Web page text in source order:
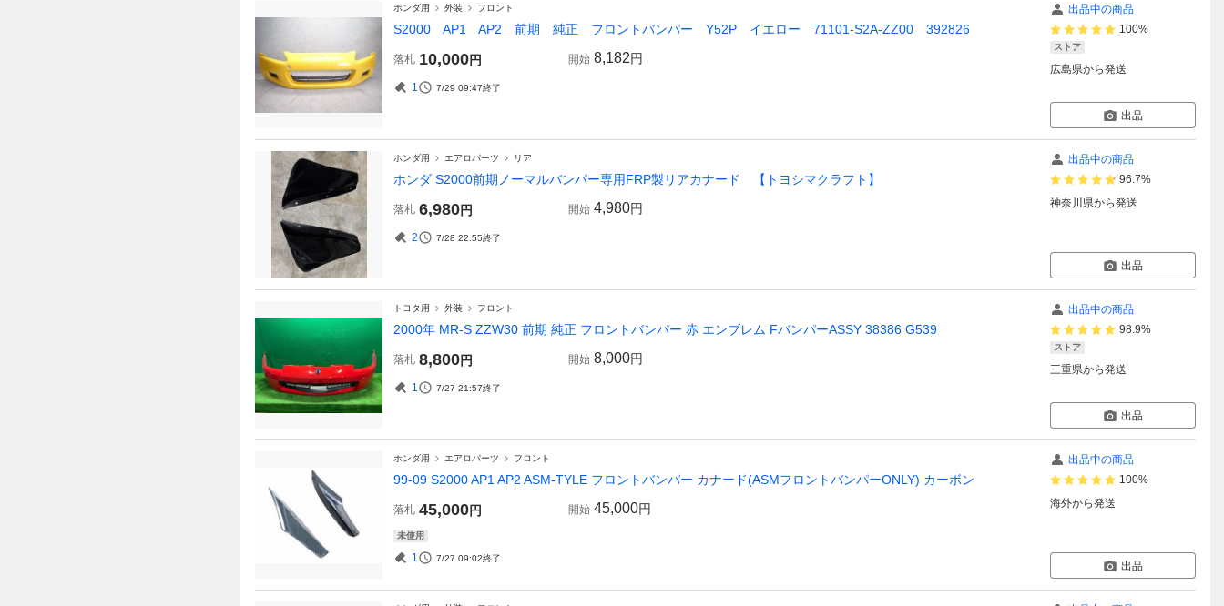
ホンダ用 外装 フロント
S2000 AP1 AP2 前期 純正 フロントバンパー Y52P イエロー 71101-S2A-ZZ00 392826
落札 10,000円 開始 8,182円
1 7/29 09:47終了
出品中の商品
100%
ストア
広島県から発送
出品
ホンダ用 エアロパーツ リア
ホンダ S2000前期ノーマルバンパー専用FRP製リアカナード 【トヨシマクラフト】
落札 6,980円 開始 4,980円
2 7/28 22:55終了
出品中の商品
96.7%
神奈川県から発送
出品
トヨタ用 外装 フロント
2000年 MR-S ZZW30 前期 純正 フロントバンパー 赤 エンブレム FバンパーASSY 38386 G539
落札 8,800円 開始 8,000円
1 7/27 21:57終了
出品中の商品
98.9%
ストア
三重県から発送
出品
ホンダ用 エアロパーツ フロント
99-09 S2000 AP1 AP2 ASM-TYLE フロントバンパー カナード(ASMフロントバンパーONLY) カーボン
落札 45,000円 開始 45,000円
未使用
1 7/27 09:02終了
出品中の商品
100%
海外から発送
出品